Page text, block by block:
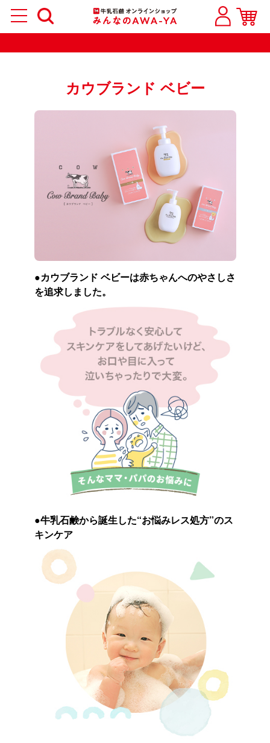
カウブランド ベビー
●カウブランド ベビーは赤ちゃんへのやさしさ
を追求しました。
●牛乳石鹸から誕生した“お悩みレス処方”のス
キンケア